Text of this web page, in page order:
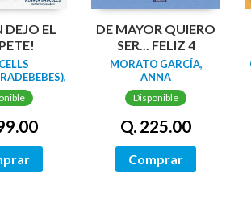
DEJO EL
DE MAYOR QUIERO
SER... FELIZ 4
MORATO GARCÍA,
ANNA
Disponible
Q. 225.00
Comprar